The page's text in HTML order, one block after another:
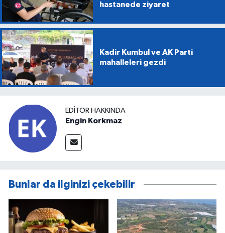
hastanede ziyaret
Kadir Kumbul ve AK Parti
mahalleleri gezdi
EDITÖR HAKKINDA
Engin Korkmaz
Bunlar da ilginizi çekebilir